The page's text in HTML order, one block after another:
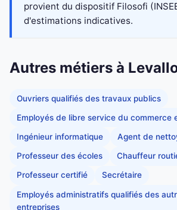
provient du dispositif Filosofi
d'estimations indicatives.
Autres métiers à
Ouvriers qualifiés des travaux publics
Employés de libre service du commerce
Ingénieur informatique Agent de
Professeur des écoles Chauffeur
Professeur certifié Secrétaire
Employés administratifs qualifiés des
entreprises